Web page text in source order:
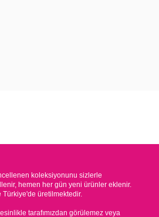
koleksiyonunu sizlerle
hemen her gün yeni ürünler eklenir.
üretilmektedir.
tarafımızdan görülemez veya